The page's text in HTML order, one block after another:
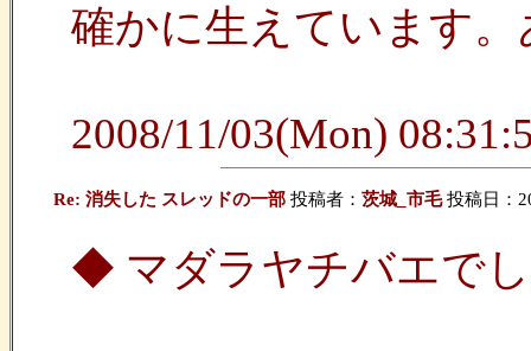
確かに生えています
2008/11/03(Mon)
Re: 消失した スレッドの一部 投稿者： 茨城_市毛投稿日：
◆ マダラヤチバエで